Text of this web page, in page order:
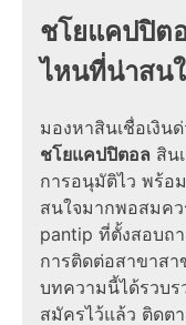
ชโยแคปปิต
ไหนที่น่าสน
มองหาสินเชื่อเงิน
ชโยแคปปิตอล สิน
การอนุมัติไว พร้อ
สนใจมากพอสมค
pantip ที่ตั้งสอบถ
การติดต่อสาขาสา
บทความนี้ได้รวบ
สมัครไว้แล้ว ติดต